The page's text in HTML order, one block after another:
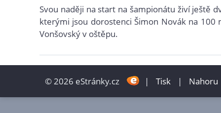
Svou naději na start na šampionátu živí ještě
kterými jsou dorostenci Šimon Novák na 100
Vonšovský v oštěpu.
© 2026 eStránky.cz | Tisk | Nahoru